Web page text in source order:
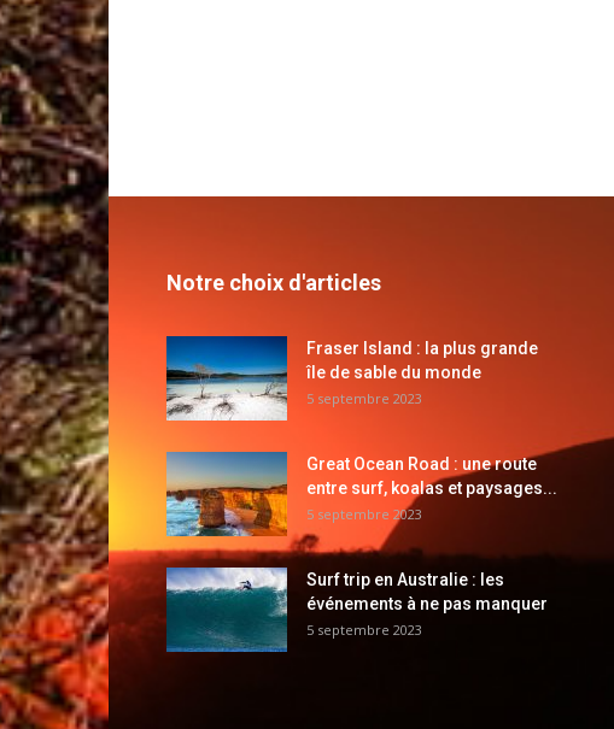
Notre choix d'articles
Fraser Island : la plus grande
île de sable du monde
5 septembre 2023
Great Ocean Road : une route
entre surf, koalas et paysages...
5 septembre 2023
Surf trip en Australie : les
événements à ne pas manquer
5 septembre 2023